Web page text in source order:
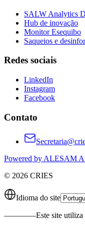
SALW Analytics
Hub de inovação
Monitor Esequibo
Saqueios e
Redes sociais
LinkedIn
Instagram
Facebook
Contato
Powered by ALESAM
© 2026 CRIES
Idioma do site
————Este site